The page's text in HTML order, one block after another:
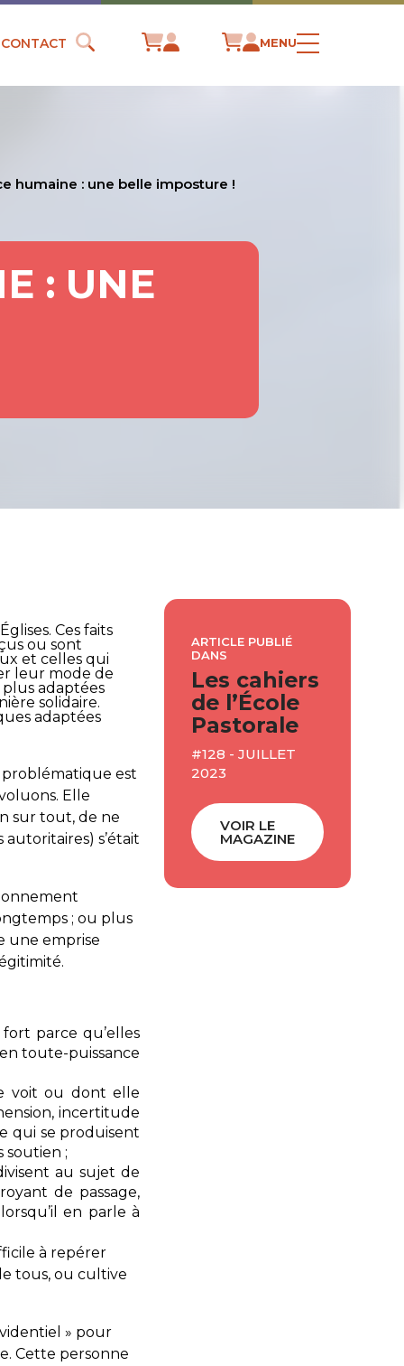
CONTACT MENU
humaine : une belle imposture !
: UNE
Ces faits
ou sont
et celles qui
leur mode de
adaptées
solidaire.
adaptées
problématique est
Elle
sur tout, de ne
s’était
; ou plus
une emprise
parce qu’elles
toute-puissance
voit ou dont elle
incertitude
qui se produisent
soutien ;
au sujet de
de passage,
en parle à
à repérer
tous, ou cultive
» pour
Cette personne
ARTICLE PUBLIÉ
DANS
Les cahiers
de l’École
Pastorale
#128 - JUILLET
2023
VOIR LE
MAGAZINE